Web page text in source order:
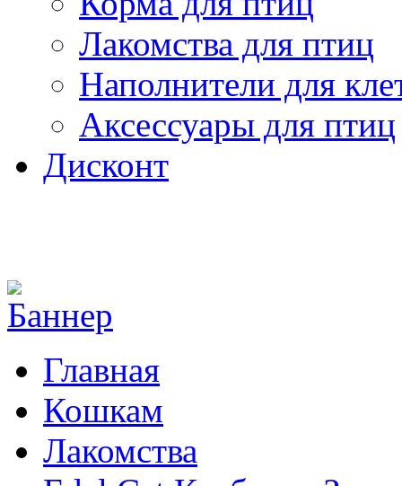
Лакомства для птиц
Наполнители для
Аксессуары для птиц
Дисконт
Главная
Кошкам
Лакомства